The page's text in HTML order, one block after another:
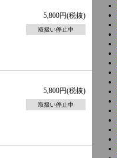
5,800円(税抜)
取扱い停止中
5,800円(税抜)
取扱い停止中